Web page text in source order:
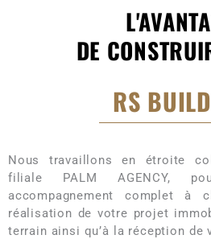
DE
RS
Nous travaillons en étroite
filiale PALM AGENCY,
accompagnement complet
réalisation de votre projet
terrain ainsi qu’à la réception de